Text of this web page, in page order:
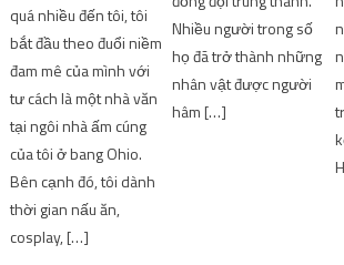
quá nhiều đến tôi, tôi
bắt đầu theo đuổi niềm
đam mê của mình với
tư cách là một nhà văn
tại ngôi nhà ấm cúng
của tôi ở bang Ohio.
Bên cạnh đó, tôi dành
thời gian nấu ăn,
cosplay, […]
Nhiều người trong số
họ đã trở thành những
nhân vật được người
hâm […]